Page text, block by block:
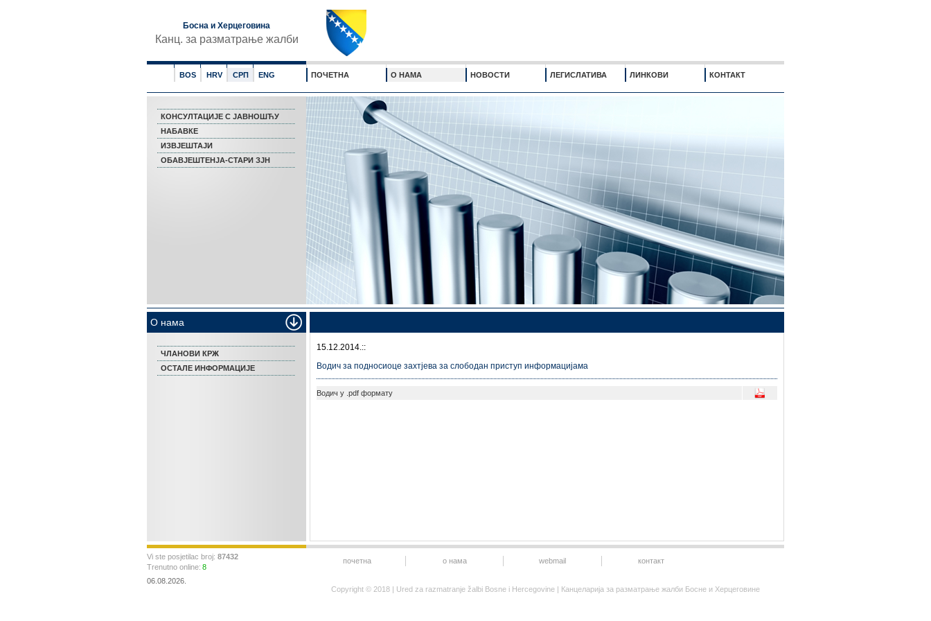
Босна и Херцеговина
Канц. за разматрање жалби
BOS HRV СРП ENG ПОЧЕТНА О НАМА НОВОСТИ ЛЕГИСЛАТИВА ЛИНКОВИ КОНТАКТ
КОНСУЛТАЦИЈЕ С ЈАВНОШЋУ
НАБАВКЕ
ИЗВЈЕШТАЈИ
ОБАВЈЕШТЕНЈА-СТАРИ ЗЈН
О нама
ЧЛАНОВИ КРЖ
ОСТАЛЕ ИНФОРМАЦИЈЕ
15.12.2014.::
Водич за подносиоце захтјева за слободан приступ информацијама
Водич у .pdf формату
Vi ste posjetilac broj: 87432
Trenutno online: 8
06.08.2026.
почетна о нама webmail контакт
Copyright © 2018 | Ured za razmatranje žalbi Bosne i Hercegovine | Канцеларија за разматрање жалби Босне и Херцеговине